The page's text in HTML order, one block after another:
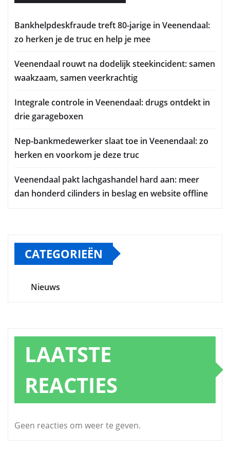
Bankhelpdeskfraude treft 80-jarige in Veenendaal:
zo herken je de truc en help je mee
Veenendaal rouwt na dodelijk steekincident: samen
waakzaam, samen veerkrachtig
Integrale controle in Veenendaal: drugs ontdekt in
drie garageboxen
Nep-bankmedewerker slaat toe in Veenendaal: zo
herken en voorkom je deze truc
Veenendaal pakt lachgashandel hard aan: meer
dan honderd cilinders in beslag en website offline
CATEGORIEËN
Nieuws
LAATSTE
REACTIES
Geen reacties om weer te geven.